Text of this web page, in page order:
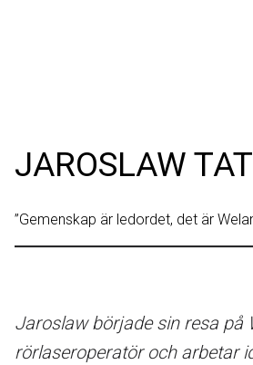
JAROSLAW
”Gemenskap är ledordet, det är
Jaroslaw började sin resa på
rörlaseroperatör och arbetar